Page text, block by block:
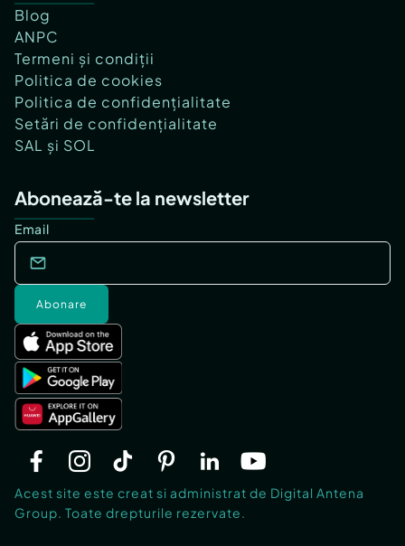
Blog
ANPC
Termeni și condiții
Politica de cookies
Politica de confidențialitate
Setări de confidențialitate
SAL și SOL
Abonează-te la newsletter
Email
Abonare
Acest site este creat si administrat de Digital Antena
Group. Toate drepturile rezervate.